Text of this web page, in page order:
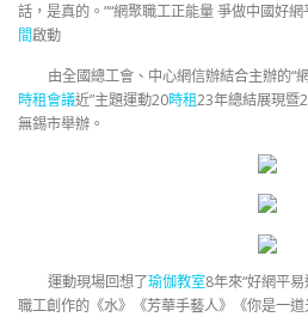
話，是真的。”“網聚職工正能量 爭做中國好網
間啟動
由全國總工會、中心網信辦結合主辦的“
時租會議近”主題運動20時租23年總結展現暨
無錫市舉辦。
運動現場回想了瑜伽教室8年來“好網平
職工創作的《水》《芳華手藝人》《你是一